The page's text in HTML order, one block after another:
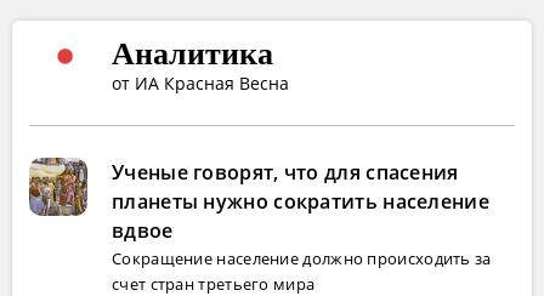
Аналитика
от ИА Красная Весна
Ученые говорят, что для спасения
планеты нужно сократить население
вдвое
Сокращение население должно происходить за
счет стран третьего мира